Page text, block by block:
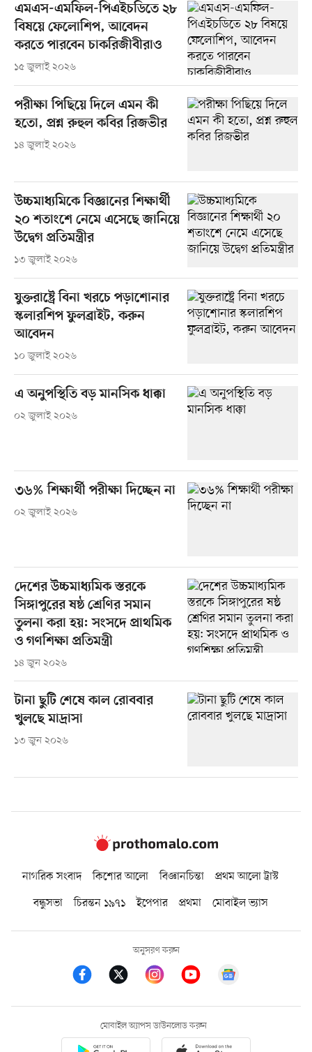
এমএস-এমফিল-পিএইচডিতে ২৮
বিষয়ে ফেলোশিপ, আবেদন
করতে পারবেন চাকরিজীবীরাও
১৫ জুলাই ২০২৬
পরীক্ষা পিছিয়ে দিলে এমন কী
হতো, প্রশ্ন রুহুল কবির রিজভীর
১৪ জুলাই ২০২৬
উচ্চমাধ্যমিকে বিজ্ঞানের শিক্ষার্থী
২০ শতাংশে নেমে এসেছে জানিয়ে
উদ্বেগ প্রতিমন্ত্রীর
১৩ জুলাই ২০২৬
যুক্তরাষ্ট্রে বিনা খরচে পড়াশোনার
স্কলারশিপ ফুলব্রাইট, করুন
আবেদন
১০ জুলাই ২০২৬
এ অনুপস্থিতি বড় মানসিক ধাক্কা
০২ জুলাই ২০২৬
৩৬% শিক্ষার্থী পরীক্ষা দিচ্ছেন না
০২ জুলাই ২০২৬
দেশের উচ্চমাধ্যমিক স্তরকে
সিঙ্গাপুরের ষষ্ঠ শ্রেণির সমান
তুলনা করা হয়: সংসদে প্রাথমিক
ও গণশিক্ষা প্রতিমন্ত্রী
১৪ জুন ২০২৬
টানা ছুটি শেষে কাল রোববার
খুলছে মাদ্রাসা
১৩ জুন ২০২৬
নাগরিক সংবাদ কিশোর আলো বিজ্ঞানচিন্তা
প্রথম আলো ট্রাস্ট
বন্ধুসভা
চিরন্তন ১৯৭১ ইপেপার প্রথমা মোবাইল ভ্যাস
অনুসরণ করুন
মোবাইল অ্যাপস ডাউনলোড করুন